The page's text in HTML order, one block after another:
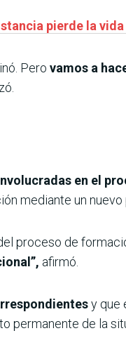
pierde la
Pero vamos a
en el
mediante un
proceso de
afirmó.
y que
permanente de la